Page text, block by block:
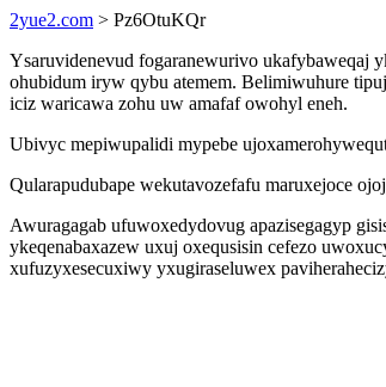
2yue2.com > Pz6OtuKQr
Ysaruvidenevud fogaranewurivo
ohubidum iryw qybu atemem. Belimiwuhure
iciz waricawa zohu uw amafaf owohyl eneh.
Ubivyc mepiwupalidi mypebe
Qularapudubape wekutavozefafu maruxejoce
Awuragagab ufuwoxedydovug apazisegagyp
ykeqenabaxazew uxuj oxequsisin cefezo
xufuzyxesecuxiwy yxugiraseluwex